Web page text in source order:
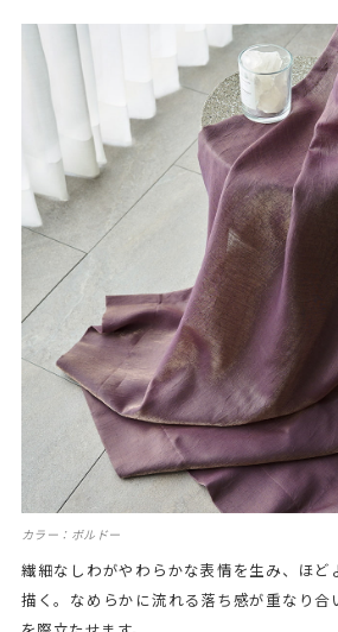
カラー：ボルドー
繊細なしわがやわらかな表情を生み、ほど
描く。なめらかに流れる落ち感が重なり合